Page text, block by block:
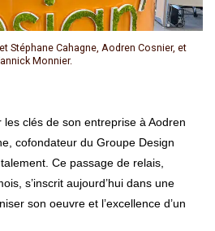
Stéphane Cahagne, Aodren Cosnier, et
Monnier.
cofondateur du Groupe Design
Ce passage de relais,
s’inscrit aujourd’hui dans une
son oeuvre et l’excellence d’un